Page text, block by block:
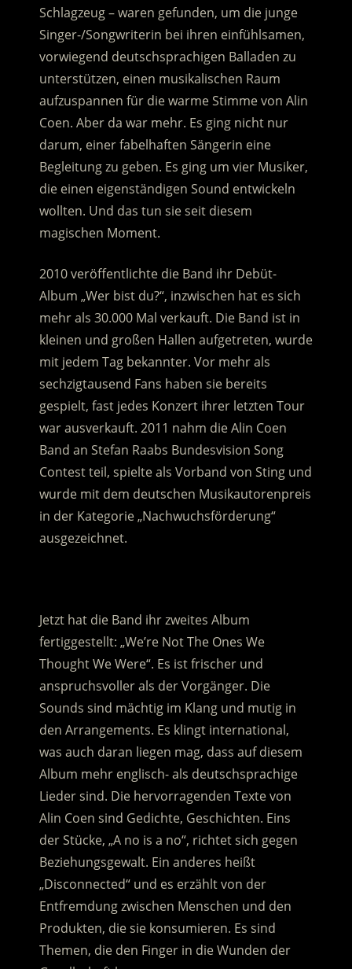
Schlagzeug – waren gefunden, um die junge
Singer-/Songwriterin bei ihren einfühlsamen,
vorwiegend deutschsprachigen Balladen zu
unterstützen, einen musikalischen Raum
aufzuspannen für die warme Stimme von Alin
Coen. Aber da war mehr. Es ging nicht nur
darum, einer fabelhaften Sängerin eine
Begleitung zu geben. Es ging um vier Musiker,
die einen eigenständigen Sound entwickeln
wollten. Und das tun sie seit diesem
magischen Moment.
2010 veröffentlichte die Band ihr Debüt-
Album „Wer bist du?“, inzwischen hat es sich
mehr als 30.000 Mal verkauft. Die Band ist in
kleinen und großen Hallen aufgetreten, wurde
mit jedem Tag bekannter. Vor mehr als
sechzigtausend Fans haben sie bereits
gespielt, fast jedes Konzert ihrer letzten Tour
war ausverkauft. 2011 nahm die Alin Coen
Band an Stefan Raabs Bundesvision Song
Contest teil, spielte als Vorband von Sting und
wurde mit dem deutschen Musikautorenpreis
in der Kategorie „Nachwuchsförderung“
ausgezeichnet.
Jetzt hat die Band ihr zweites Album
fertiggestellt: „We’re Not The Ones We
Thought We Were“. Es ist frischer und
anspruchsvoller als der Vorgänger. Die
Sounds sind mächtig im Klang und mutig in
den Arrangements. Es klingt international,
was auch daran liegen mag, dass auf diesem
Album mehr englisch- als deutschsprachige
Lieder sind. Die hervorragenden Texte von
Alin Coen sind Gedichte, Geschichten. Eins
der Stücke, „A no is a no“, richtet sich gegen
Beziehungsgewalt. Ein anderes heißt
„Disconnected“ und es erzählt von der
Entfremdung zwischen Menschen und den
Produkten, die sie konsumieren. Es sind
Themen, die den Finger in die Wunden der